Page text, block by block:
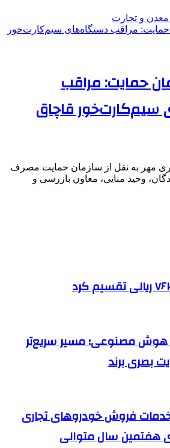
و تجارت
حمایت: مراقب
سیم‌کارت‌خور قاچاق
مهر به نقل از سازمان حمایت مصرف
وحید منایی، معاون بازرسی و
هوش مصنوعی؛ مسیر سریع‌تر
بصری برند
فروش خودروهای تجاری
هفتمین سال متوالی